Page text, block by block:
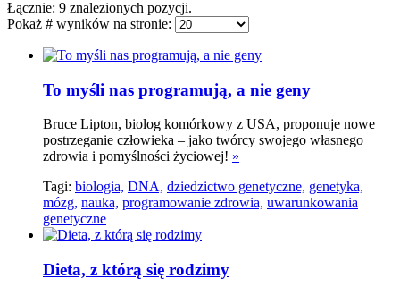
Łącznie: 9 znalezionych pozycji.
Pokaż # wyników na stronie:
To myśli nas programują, a nie geny
Bruce Lipton, biolog komórkowy z USA, proponuje nowe
postrzeganie człowieka – jako twórcy swojego własnego
zdrowia i pomyślności życiowej! »
Tagi: biologia, DNA, dziedzictwo genetyczne, genetyka,
mózg, nauka, programowanie zdrowia, uwarunkowania
genetyczne
Dieta, z którą się rodzimy